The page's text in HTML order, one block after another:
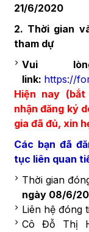
21/6/2020
2. Thời gian
tham dự
Vui
link: https://
Hiện nay
nhận đăng ký
gia đã đủ, xin
Các bạn đã
tục liên quan
Thời gian
ngày 08/6/
Liên hệ đóng
Cô